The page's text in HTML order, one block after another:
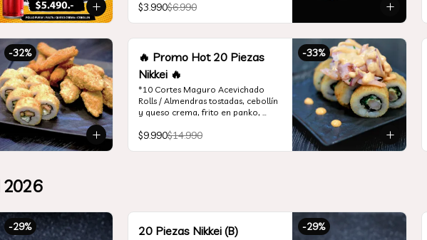
$3.990$6.990
-32% -33%
🔥 Promo Hot 20 Piezas
Nikkei 🔥
*10 Cortes Maguro Acevichado
Rolls / Almendras tostadas, cebollín
y queso crema, frito en panko,
$9.990$14.990
2026
-29% -29%
20 Piezas Nikkei (B)